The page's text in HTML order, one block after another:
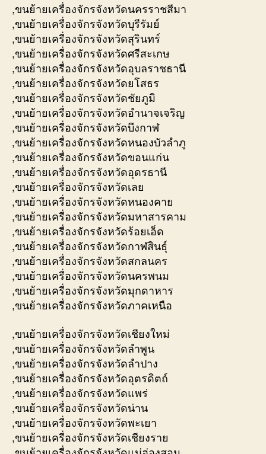
,ขนย้ายเครื่องจักรจังหวัดนครราชสีมา
,ขนย้ายเครื่องจักรจังหวัดบุรีรัมย์
,ขนย้ายเครื่องจักรจังหวัดสุรินทร์
,ขนย้ายเครื่องจักรจังหวัดศรีสะเกษ
,ขนย้ายเครื่องจักรจังหวัดอุบลราชธานี
,ขนย้ายเครื่องจักรจังหวัดยโสธร
,ขนย้ายเครื่องจักรจังหวัดชัยภูมิ
,ขนย้ายเครื่องจักรจังหวัดอำนาจเจริญ
,ขนย้ายเครื่องจักรจังหวัดบึงกาฬ
,ขนย้ายเครื่องจักรจังหวัดหนองบัวลำภู
,ขนย้ายเครื่องจักรจังหวัดขอนแก่น
,ขนย้ายเครื่องจักรจังหวัดอุดรธานี
,ขนย้ายเครื่องจักรจังหวัดเลย
,ขนย้ายเครื่องจักรจังหวัดหนองคาย
,ขนย้ายเครื่องจักรจังหวัดมหาสารคาม
,ขนย้ายเครื่องจักรจังหวัดร้อยเอ็ด
,ขนย้ายเครื่องจักรจังหวัดกาฬสินธุ์
,ขนย้ายเครื่องจักรจังหวัดสกลนคร
,ขนย้ายเครื่องจักรจังหวัดนครพนม
,ขนย้ายเครื่องจักรจังหวัดมุกดาหาร
,ขนย้ายเครื่องจักรจังหวัดภาคเหนือ
,ขนย้ายเครื่องจักรจังหวัดเชียงใหม่
,ขนย้ายเครื่องจักรจังหวัดลำพูน
,ขนย้ายเครื่องจักรจังหวัดลำปาง
,ขนย้ายเครื่องจักรจังหวัดอุตรดิตถ์
,ขนย้ายเครื่องจักรจังหวัดแพร่
,ขนย้ายเครื่องจักรจังหวัดน่าน
,ขนย้ายเครื่องจักรจังหวัดพะเยา
,ขนย้ายเครื่องจักรจังหวัดเชียงราย